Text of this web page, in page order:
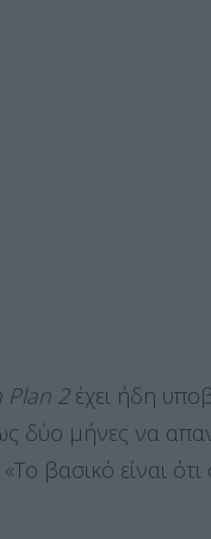
Plan 2έχει ήδη
δύο μήνες να
βασικό είναι